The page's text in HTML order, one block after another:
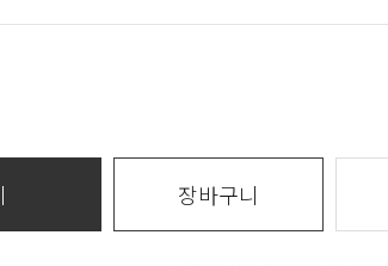
장바구니